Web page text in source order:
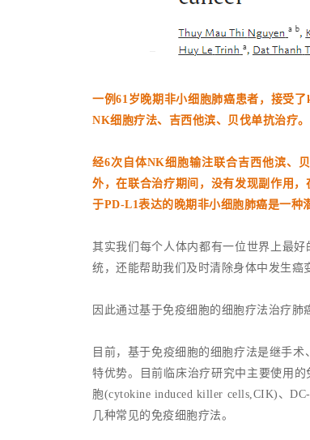
一例61岁晚期非小细胞肺癌患者，接受
NK细胞疗法、吉西他滨、贝伐单抗治疗。
经6次自体NK细胞输注联合吉西他滨、
外，在联合治疗期间，没有发现副作用
于PD-L1表达的晚期非小细胞肺癌是一种
其实我们每个人体内都有一位世界上最
统，还能帮助我们及时清除身体中发生癌
因此通过基于免疫细胞的细胞疗法治疗肺
目前，基于免疫细胞的细胞疗法是继手
特优势。目前临床治疗研究中主要使用
胞(cytokine induced killer cells,CIK)、
几种常见的免疫细胞疗法。